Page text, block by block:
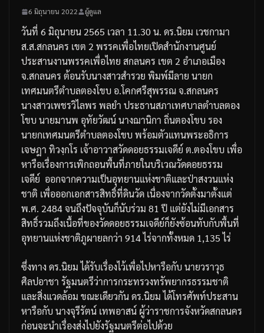
6 มิถุนายน 2022 ผู้ดูแล
วันที่ 6 มิถุนายน 2565 เวลา 11.30น. ดร.นิยม เวชกามา
ส.ส.สกลนคร เขต 2 พรรคเพื่อไทยเปิดสำนักงานศูนย์
ประสานงานพรรคเพื่อไทย สกลนคร เขต 2 อำเภอเมือง
จ.สกลนคร ต้อนรับนางสาวสำรวย พิมพ์มีลาย นายก
เทศมนตรีตำบลตองโขบอ.โคกศรีสุพรรณจ.สกลนคร
นางสาวเพชรวิไลพร พลยำ ประธานสภาเทศบาลตำบลตอง
โขบนายมานพ อุทัยวัฒน์นางฌานิกา ถิ่นตองโขบรอง
นายกเทศมนตรีตำบลตองโขบพร้อมตัวแทนพระอธิการ
เจษฎา ทิวงฺกโร เจ้าอาวาสวัดดอยธรรมเจดีย์ ต.ตองโขบ เพื่อ
หารือเรื่องการเพิกถอนพื้นที่ภายในบริเวณวัดดอยธรรม
เจดีย์ ออกจากความเป็นอุทยานแห่งชาติและป่าสงวนแห่ง
ชาติ เพื่อออกเอกสารสิทธิ์ที่ดินวัด เนื่องจากวัดตั้งมาตั้งแต่
พ.ศ. 2484จนถึงปัจจุบันก็นับร่วม 81ปี แต่ยังไม่มีเอกสาร
สิทธิ์รวมถึงเนื้อที่ของวัดดอยธรรมเจดีย์ก็ยังซ้อนทับกับพื้นที่
อุทยานแห่งชาติภูผายลกว่า 914ไร่จากทั้งหมด 1,135ไร่
ซึ่งทาง ดร.นิยม ได้รับเรื่องไว้เพื่อไปหารือกับนายวราวุธ
ศิลปอาชา รัฐมนตรีว่าการกระทรวงทรัพยากรธรรมชาติ
และสิ่งแวดล้อม ขณะเดียวกันดร.นิยม ได้โทรศัพท์ประสาน
หารือกับนางจุรีรัตน์ เทพอาสน์ ผู้ว่าราชการจังหวัดสกลนคร
ก่อนจะนำเรื่องส่งไปยังรัฐมนตรีต่อไปด้วย